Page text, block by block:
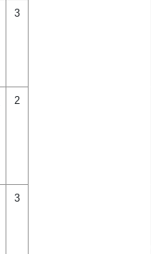
3
2
3